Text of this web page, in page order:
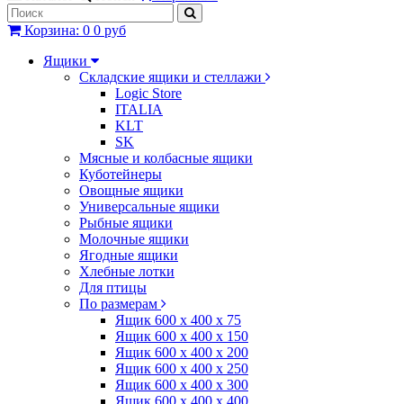
Корзина: 0 0 руб
Ящики
Складские ящики и стеллажи
Logic Store
ITALIA
KLT
SK
Мясные и колбасные ящики
Куботейнеры
Овощные ящики
Универсальные ящики
Рыбные ящики
Молочные ящики
Ягодные ящики
Хлебные лотки
Для птицы
По размерам
Ящик 600 х 400 х 75
Ящик 600 х 400 х 150
Ящик 600 х 400 х 200
Ящик 600 х 400 х 250
Ящик 600 х 400 х 300
Ящик 600 х 400 х 400